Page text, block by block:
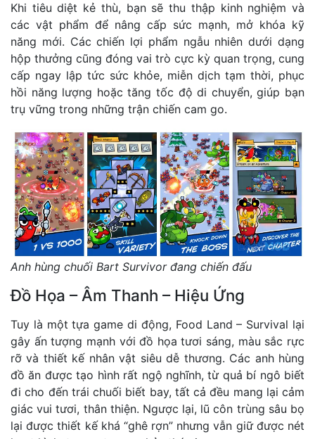
Khi tiêu diệt kẻ thù, bạn sẽ thu thập kinh nghiệm và
các vật phẩm để nâng cấp sức mạnh, mở khóa kỹ
năng mới. Các chiến lợi phẩm ngẫu nhiên dưới dạng
hộp thưởng cũng đóng vai trò cực kỳ quan trọng, cung
cấp ngay lập tức sức khỏe, miễn dịch tạm thời, phục
hồi năng lượng hoặc tăng tốc độ di chuyển, giúp bạn
trụ vững trong những trận chiến cam go.
Anh hùng chuối Bart Survivor đang chiến đấu
Đồ Họa – Âm Thanh – Hiệu Ứng
Tuy là một tựa game di động, Food Land – Survival lại
gây ấn tượng mạnh với đồ họa tươi sáng, màu sắc rực
rỡ và thiết kế nhân vật siêu dễ thương. Các anh hùng
đồ ăn được tạo hình rất ngộ nghĩnh, từ quả bí ngô biết
đi cho đến trái chuối biết bay, tất cả đều mang lại cảm
giác vui tươi, thân thiện. Ngược lại, lũ côn trùng sâu bọ
lại được thiết kế khá “ghê rợn” nhưng vẫn giữ được nét